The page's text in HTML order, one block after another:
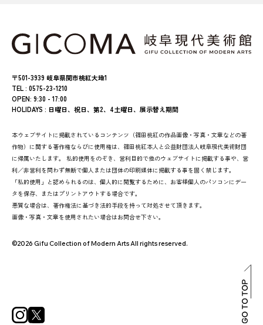
〒501-3939 岐阜県関市桃紅大地1
TEL : 0575-23-1210
OPEN: 9:30 - 17:00
HOLIDAYS : 日曜日、祝日、第2、4土曜日、展示替え期間
本ウェブサイトに掲載されているコンテンツ（篠田桃紅の作品画像・写真・文章などの著
作物）に関する著作権ならびに使用権は、篠田桃紅本人と公益財団法人岐阜現代美術財団
に帰属いたします。 私的使用をのぞき、営利目的で他のウェブサイトに掲載する事や、営
利／非営利を問わず無断で個人または団体の印刷媒体に掲載する事を固く禁じます。
「私的使用」と認められるのは、個人的に閲覧するために、お客様個人のパソコンにデー
タを保存、またはプリントアウトする場合です。
悪質な場合は、著作権法に基づき法的手段を持って対処させて頂きます。
画像・写真・文章を使用されたい場合はお問合せ下さい。
©2026 Gifu Collection of Modern Arts All rights reserved.